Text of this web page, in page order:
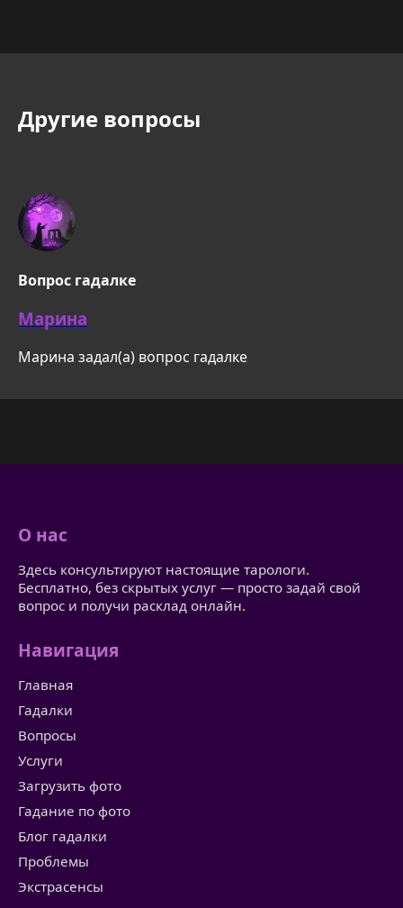
Другие вопросы
Вопрос гадалке
Марина
Марина задал(а) вопрос гадалке
О нас
Здесь консультируют настоящие тарологи.
Бесплатно, без скрытых услуг — просто задай свой
вопрос и получи расклад онлайн.
Навигация
Главная
Гадалки
Вопросы
Услуги
Загрузить фото
Гадание по фото
Блог гадалки
Проблемы
Экстрасенсы